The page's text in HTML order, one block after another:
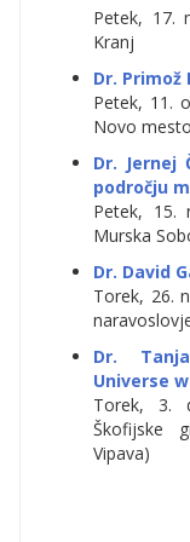
Petek, 17.
Kranj
Dr.
Petek, 11.
Novo mesto
Dr. Jernej
področju
Petek, 15.
Murska
Dr. David
Torek, 26.
Dr.
Universe
Torek, 3.
Škofijske
Vipava)